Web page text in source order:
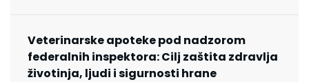
Veterinarske apoteke pod nadzorom
federalnih inspektora: Cilj zaštita zdravlja
životinja, ljudi i sigurnosti hrane